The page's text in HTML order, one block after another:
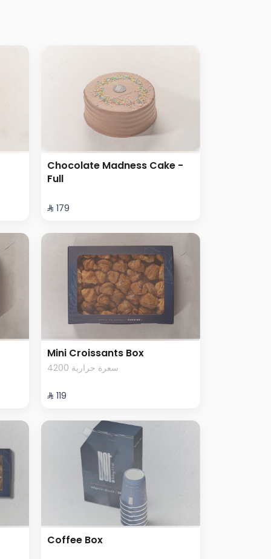
Chocolate Madness Cake -
Full
⁨⁦‪‬ 179⁩
Mini Croissants Box
4200 سعرة حرارية
⁨⁦‪‬ 119⁩
Coffee Box